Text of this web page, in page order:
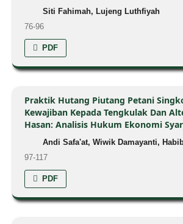
Siti Fahimah, Lujeng Luthfiyah
76-96
PDF
Praktik Hutang Piutang Petani
Kewajiban Kepada Tengkulak Dan
Hasan: Analisis Hukum Ekonomi
Andi Safa'at, Wiwik Damayanti,
97-117
PDF